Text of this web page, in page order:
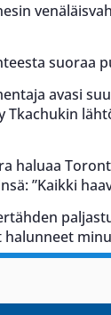
suoraa
avasi
Tkachukin
haluaa
”Kaikki
halunneet